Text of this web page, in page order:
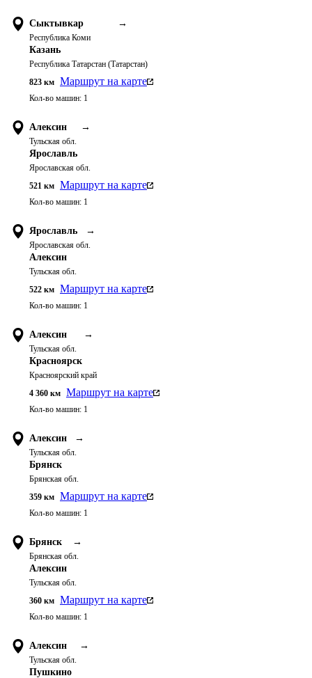
Сыктывкар →
Республика Коми
Казань
Республика Татарстан (Татарстан)
823 км Маршрут на карте
Кол-во машин: 1
Алексин →
Тульская обл.
Ярославль
Ярославская обл.
521 км Маршрут на карте
Кол-во машин: 1
Ярославль →
Ярославская обл.
Алексин
Тульская обл.
522 км Маршрут на карте
Кол-во машин: 1
Алексин →
Тульская обл.
Красноярск
Красноярский край
4 360 км Маршрут на карте
Кол-во машин: 1
Алексин →
Тульская обл.
Брянск
Брянская обл.
359 км Маршрут на карте
Кол-во машин: 1
Брянск →
Брянская обл.
Алексин
Тульская обл.
360 км Маршрут на карте
Кол-во машин: 1
Алексин →
Тульская обл.
Пушкино